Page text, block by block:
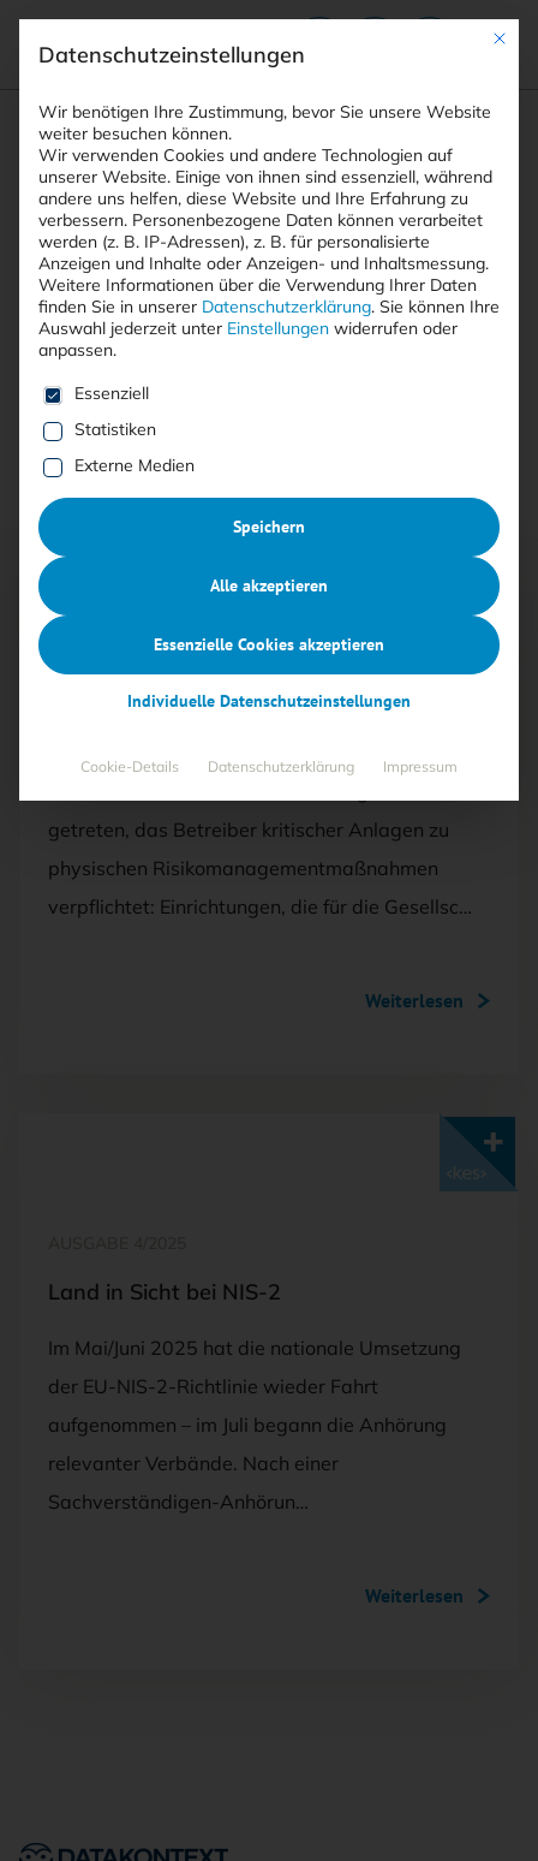
Suchfeld
Suchen
Breadcrumb-Navigation
STARTSEITE AUTOREN TILMANN DITTRICH
Alle Beiträge von Tilmann
Dittrich
getreten, das Betreiber kritischer Anlagen zu
physischen Risikomanagementmaßnahmen
verpflichtet: Einrichtungen, die für die Gesellsc…
Weiterlesen
Land in Sicht bei NIS-2
Im Mai/Juni 2025 hat die nationale Umsetzung
der EU-NIS-2-Richtlinie wieder Fahrt
aufgenommen – im Juli begann die Anhörung
relevanter Verbände. Nach einer
Sachverständigen-Anhörun…
Weiterlesen
Mit
Datenschutzeinstellungen
Wir benötigen Ihre Zustimmung, bevor Sie unsere Website
weiter besuchen können.
Wir verwenden Cookies und andere Technologien auf
unserer Website. Einige von ihnen sind essenziell, während
andere uns helfen, diese Website und Ihre Erfahrung zu
verbessern. Personenbezogene Daten können verarbeitet
werden (z. B. IP-Adressen), z. B. für personalisierte
Anzeigen und Inhalte oder Anzeigen- und Inhaltsmessung.
Weitere Informationen über die Verwendung Ihrer Daten
finden Sie in unserer Datenschutzerklärung. Sie können Ihre
Auswahl jederzeit unter Einstellungen widerrufen oder
anpassen.
Es folgt eine Liste der Service-Gruppen, für die eine
Essenziell
Statistiken
Externe Medien
Speichern
Alle akzeptieren
Essenzielle Cookies akzeptieren
Individuelle Datenschutzeinstellungen
Cookie-Details Datenschutzerklärung Impressum